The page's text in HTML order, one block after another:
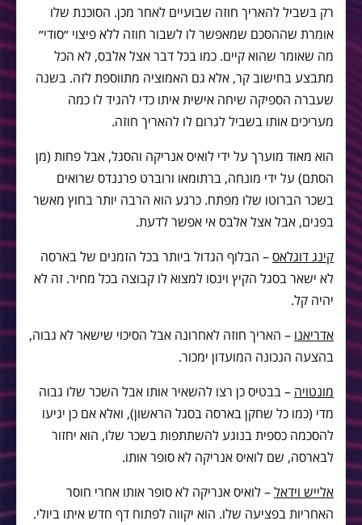
רק בשביל להאריך חוזה שבועיים לאחר מכן. הסוכנת שלו
אומרת שההסכם שמאפשר לו לשבור חוזה ללא פיצוי ״סודי״
מה שאומר שהוא קיים. כמו בכל דבר אצל אלבס, לא הכל
מתבצע בחישוב קר, אלא גם האמוציה מתווספת לזה. בשנה
שעברה הספיקה שיחה אישית איתו כדי להגיד לו כמה
מעריכים אותו בשביל לגרום לו להאריך חוזה.
הוא מאוד מוערך על ידי לואיס אנריקה והסגל, אבל פחות (מן
הסתם) על ידי מונחה, ברתומאו ורוברט פרננדס שרואים
בשכר הברוטו שלו מפתח. כרגע הוא הרבה יותר בחוץ מאשר
בפנים, אבל אצל אלבס אי אפשר לדעת.
קינג דוגלאס– הבלוף הגדול ביותר בכל הזמנים של בארסה
לא ישאר בסגל הקיץ וינסו למצוא לו קבוצה בכל מחיר. זה לא
יהיה קל.
אדריאנו – האריך חוזה לאחרונה אבל הסיכוי שישאר לא גבוה,
בהצעה הנכונה המועדון ימכור.
מונטויה – בבטיס כן רצו להשאיר אותו אבל השכר שלו גבוה
מדי (כמו כל שחקן בארסה בסגל הראשון), ואלא אם כן יגיעו
להסכמה כספית בנוגע להשתתפות בשכר שלו, הוא יחזור
לבארסה, שם לואיס אנריקה לא סופר אותו.
אלייש וידאל– לואיס אנריקה לא סופר אותו אחרי חוסר
האחריות בפציעה שלו. הוא יקווה לפתוח דף חדש איתו ביולי.